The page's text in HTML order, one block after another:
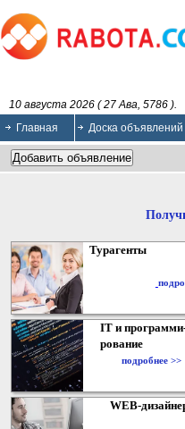
10 августа 2026 ( 27 Ава, 5786 ).
Главная
Доска объявлений
Турагенты
IT и
рование
подробнее >>
WEB-